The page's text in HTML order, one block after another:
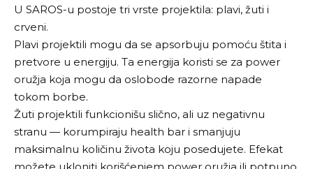
U SAROS-u postoje tri vrste projektila: plavi, žuti i
crveni.
Plavi projektili mogu da se apsorbuju pomoću štita i
pretvore u energiju. Ta energija koristi se za power
oružja koja mogu da oslobode razorne napade
tokom borbe.
Žuti projektili funkcionišu slično, ali uz negativnu
stranu — korumpiraju health bar i smanjuju
maksimalnu količinu života koju posedujete. Efekat
možete ukloniti korišćenjem power oružja ili potpuno